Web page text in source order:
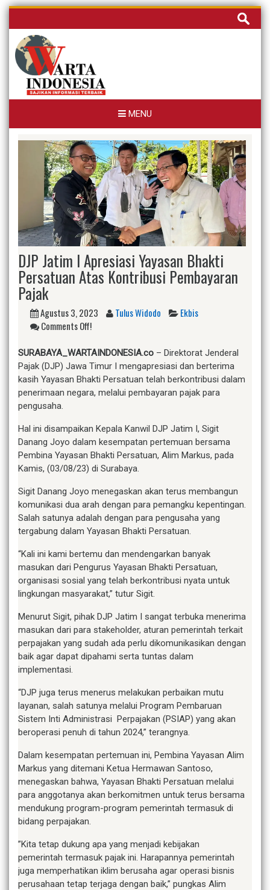
Skip
content
Cari
untuk:
MENU
DJP Jatim I Apresiasi Yayasan Bhakti
Persatuan Atas Kontribusi Pembayaran
Pajak
Agustus 3, 2023 Tulus Widodo
Ekbis
Comments Off!
SURABAYA_WARTAINDONESIA.co – Direktorat Jenderal
Pajak (DJP) Jawa Timur I mengapresiasi dan berterima
kasih Yayasan Bhakti Persatuan telah berkontribusi dalam
penerimaan negara, melalui pembayaran pajak para
pengusaha.
Hal ini disampaikan Kepala Kanwil DJP Jatim I, Sigit
Danang Joyo dalam kesempatan pertemuan bersama
Pembina Yayasan Bhakti Persatuan, Alim Markus, pada
Kamis, (03/08/23) di Surabaya.
Sigit Danang Joyo menegaskan akan terus membangun
komunikasi dua arah dengan para pemangku kepentingan.
Salah satunya adalah dengan para pengusaha yang
tergabung dalam Yayasan Bhakti Persatuan.
“Kali ini kami bertemu dan mendengarkan banyak
masukan dari Pengurus Yayasan Bhakti Persatuan,
organisasi sosial yang telah berkontribusi nyata untuk
lingkungan masyarakat,” tutur Sigit.
Menurut Sigit, pihak DJP Jatim I sangat terbuka menerima
masukan dari para stakeholder, aturan pemerintah terkait
perpajakan yang sudah ada perlu dikomunikasikan dengan
baik agar dapat dipahami serta tuntas dalam
implementasi.
“DJP juga terus menerus melakukan perbaikan mutu
layanan, salah satunya melalui Program Pembaruan
Sistem Inti Administrasi Perpajakan (PSIAP) yang akan
beroperasi penuh di tahun 2024,” terangnya.
Dalam kesempatan pertemuan ini, Pembina Yayasan Alim
Markus yang ditemani Ketua Hermawan Santoso,
menegaskan bahwa, Yayasan Bhakti Persatuan melalui
para anggotanya akan berkomitmen untuk terus bersama
mendukung program-program pemerintah termasuk di
bidang perpajakan.
”Kita tetap dukung apa yang menjadi kebijakan
pemerintah termasuk pajak ini. Harapannya pemerintah
juga memperhatikan iklim berusaha agar operasi bisnis
perusahaan tetap terjaga dengan baik,” pungkas Alim